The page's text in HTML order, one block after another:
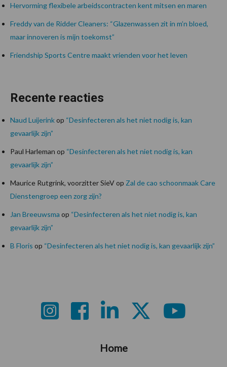
Hervorming flexibele arbeidscontracten kent mitsen en maren
Freddy van de Ridder Cleaners: “Glazenwassen zit in m’n bloed,
maar innoveren is mijn toekomst”
Friendship Sports Centre maakt vrienden voor het leven
Recente reacties
Naud Luijerinkop “Desinfecteren als het niet nodig is, kan
gevaarlijk zijn”
Paul Harleman op “Desinfecteren als het niet nodig is, kan
gevaarlijk zijn”
Maurice Rutgrink, voorzitter SieVop Zal de cao schoonmaak Care
Dienstengroep een zorg zijn?
Jan Breeuwsma op “Desinfecteren als het niet nodig is, kan
gevaarlijk zijn”
B Floris op “Desinfecteren als het niet nodig is, kan gevaarlijk zijn”
Home